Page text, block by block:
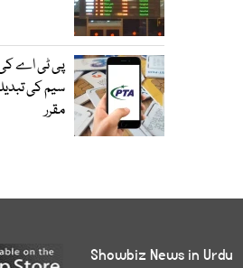
پی ٹی اے کی
مقرر
Showbiz News in Urdu